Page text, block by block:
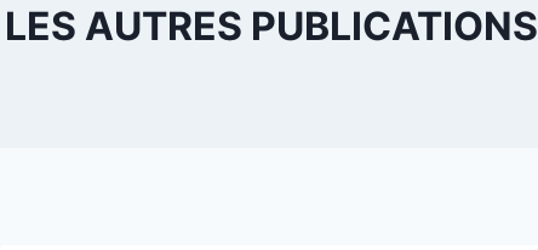
LES AUTRES PUBLICATIONS